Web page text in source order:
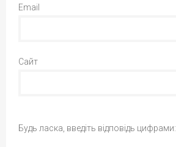
Email
Сайт
Будь ласка, введіть відповідь цифрами: